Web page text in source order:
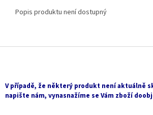
Popis produktu není dostupný
V případě, že některý produkt není aktuálně
napište nám, vynasnažíme se Vám zboží